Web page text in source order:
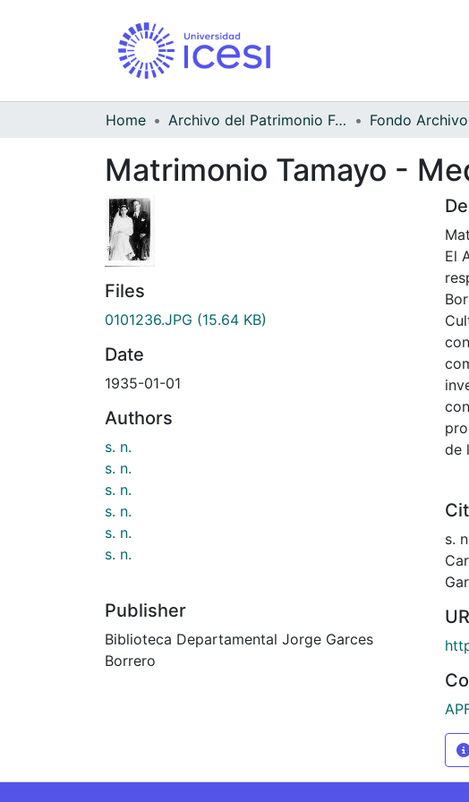
Home Archivo del Patrimonio Fotográfico y Fílmico del Valle del Cauca
Matrimonio Tamayo -
Files
0101236.JPG (15.64 KB)
Date
1935-01-01
Authors
s. n.
s. n.
s. n.
s. n.
s. n.
s. n.
Publisher
Biblioteca Departamental Jorge Garces
Borrero
El
de
s.